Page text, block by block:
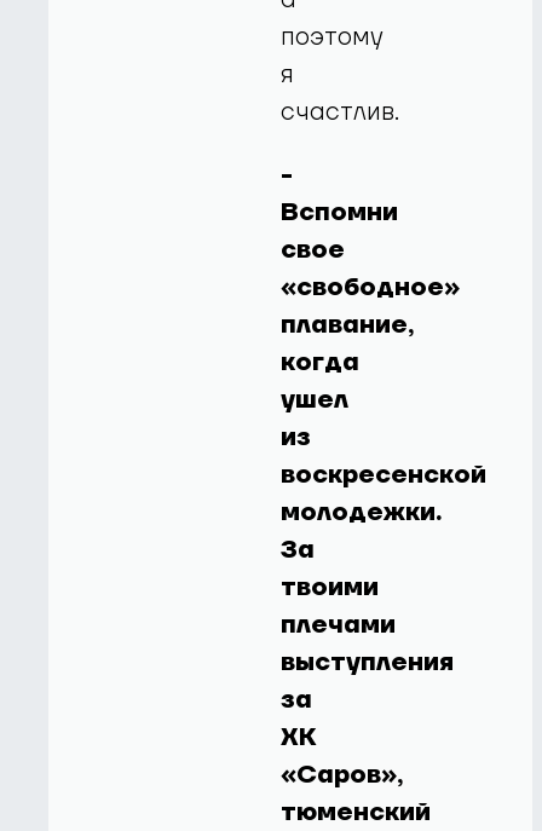
поэтому
я
счастлив.
-
Вспомни
свое
«свободное»
плавание,
когда
ушел
из
воскресенской
молодежки.
За
твоими
плечами
выступления
за
ХК
«Саров»,
тюменский